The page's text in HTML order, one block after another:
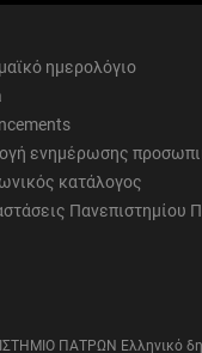
ημερολόγιο
ενημέρωσης
κατάλογος
Πανεπιστημίου
ΠΑΤΡΩΝ Ελληνικό